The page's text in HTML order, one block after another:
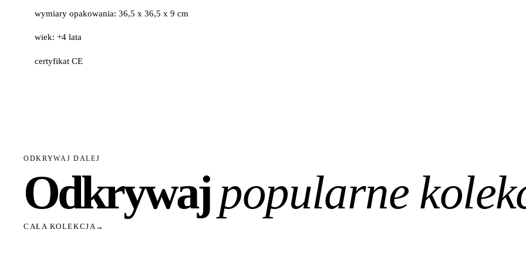
wymiary opakowania:36,5 x 36,5 x 9 cm
wiek: +4 lata
certyfikat CE
ODKRYWAJ DALEJ
Odkrywaj popularne
CAŁA KOLEKCJA →